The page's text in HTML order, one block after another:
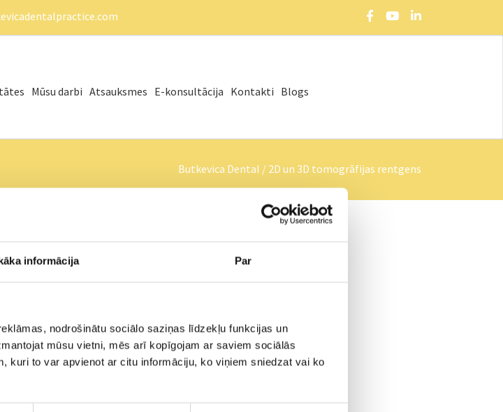
informācija Par
nodrošinātu sociālo saziņas līdzekļu funkcijas un
mūsu vietni, mēs arī kopīgojam ar saviem sociālās
kuri to var apvienot ar citu informāciju, ko viņiem sniedzat vai ko
Mūsu darbi Atsauksmes E-konsultācija Kontakti Blogs
Butkevica Dental / 2D un 3D tomogrāfijas rentgens
paradontozes